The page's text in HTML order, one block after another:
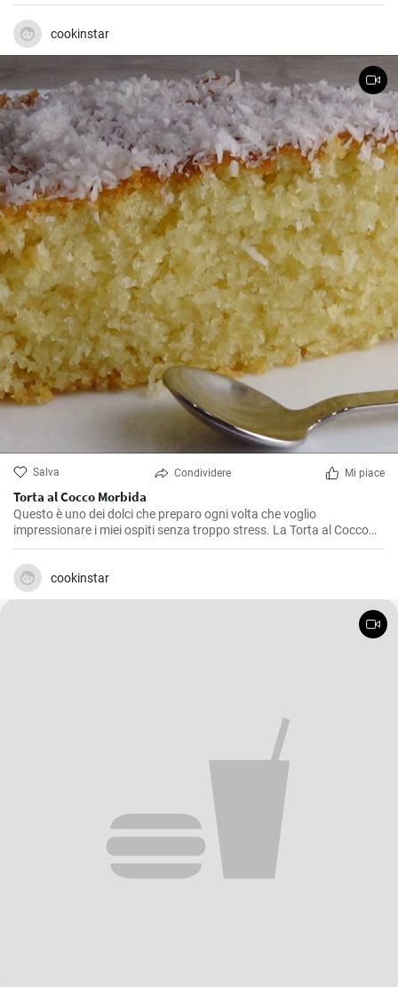
cookinstar
Salva Condividere Mi piace
Torta al Cocco Morbida
Questo è uno dei dolci che preparo ogni volta che voglio
impressionare i miei ospiti senza troppo stress. La Torta al Cocco
Morbida è un dolce dal sapore esotico e dalla consistenza soffice
che caterisce agli amanti del cocco in modo eccezionale. La sua
bellezza sta nella sua semplicità e in un gusto autentico di cocco
che è diventato un vero e proprio inno a questo frutto. Io la adoro e
sono sicuro che anche tu, una volta provata, non potrai più farne a
cookinstar